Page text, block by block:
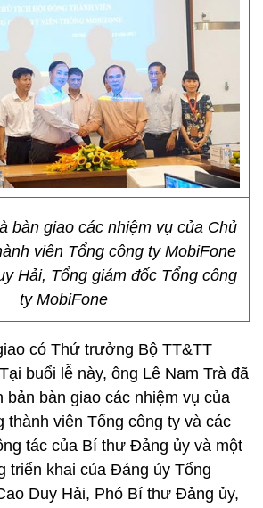
bàn giao các nhiệm vụ của Chủ
viên Tổng công ty MobiFone
Hải, Tổng giám đốc Tổng công
ty MobiFone
có Thứ trưởng Bộ TT&TT
buổi lễ này, ông Lê Nam Trà đã
bản bàn giao các nhiệm vụ của
thành viên Tổng công ty và các
tác của Bí thư Đảng ủy và một
triển khai của Đảng ủy Tổng
Duy Hải, Phó Bí thư Đảng ủy,